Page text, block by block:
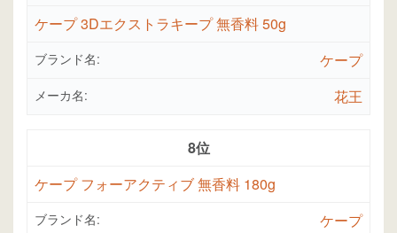
ケープ 3Dエクストラキープ 無香料 50g
ブランド名: ケープ
メーカ名: 花王
8位
ケープ フォーアクティブ 無香料 180g
ブランド名: ケープ